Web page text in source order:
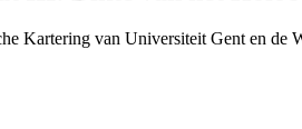
Kartering van Universiteit Gent en